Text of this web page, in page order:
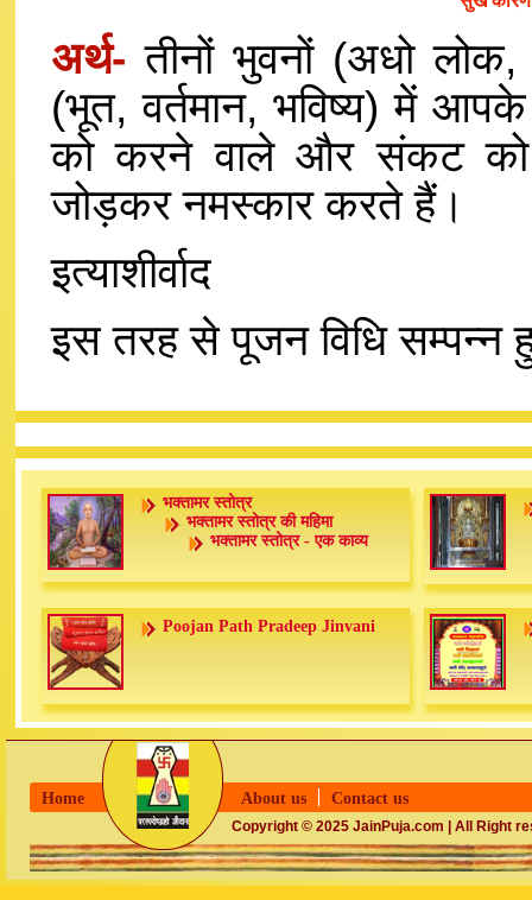
अर्थ-तीनों भुवनों (अधो
(भूत, वर्तमान, भविष्य) में
को करने वाले और संकट को
जोड़कर नमस्कार करते हैं।
इत्याशीर्वाद
इस तरह से पूजन विधि सम्पन्न
भक्तामर स्तोत्र
भक्तामर स्तोत्र की महिमा
भक्तामर स्तोत्र - एक काव्य
Poojan Path Pradeep Jinvani
Home About us Contact us
Copyright © 2025 JainPuja.com | All Right